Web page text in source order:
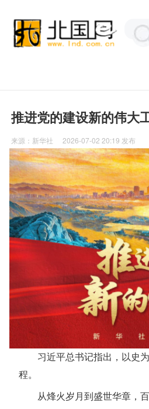
推进党的建设新的伟大
来源： 新华社 2026-07-02 20:19 发布
习近平总书记指出，以史为
程。
从烽火岁月到盛世华章，百